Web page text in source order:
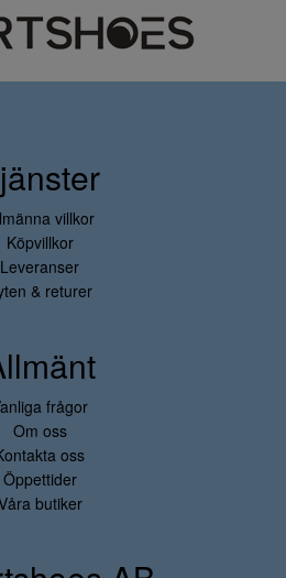
villkor
Köpvillkor
Leveranser
& returer
frågor
Om oss
oss
Öppettider
butiker